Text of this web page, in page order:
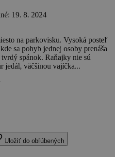
19. 8. 2024
na parkovisku. Vysoká posteľ
sa pohyb jednej osoby prenáša
spánok. Raňajky nie sú
jedál, väčšinou vajíčka...
Uložiť do obľúbených